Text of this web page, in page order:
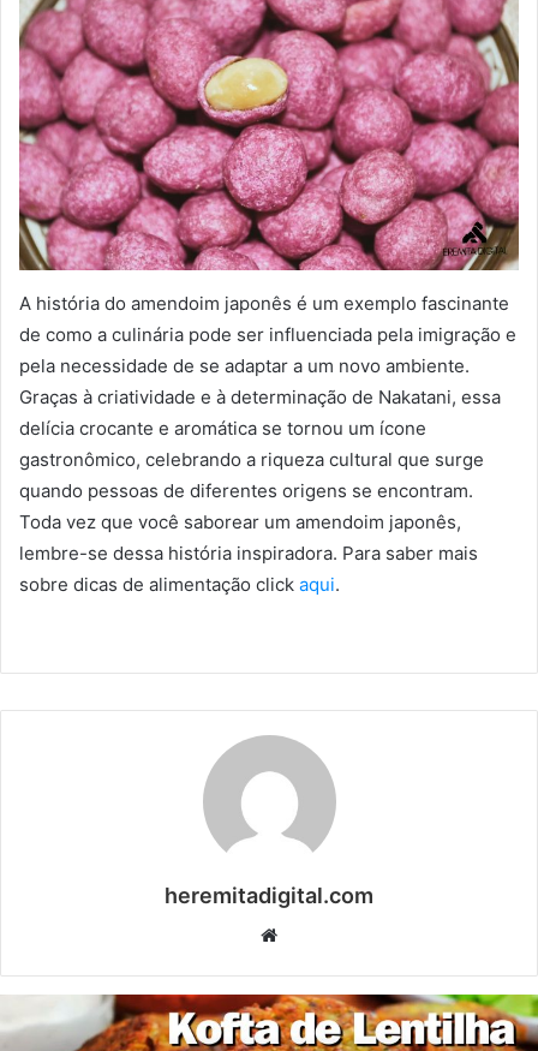
A história do amendoim japonês é um exemplo fascinante
de como a culinária pode ser influenciada pela imigração e
pela necessidade de se adaptar a um novo ambiente.
Graças à criatividade e à determinação de Nakatani, essa
delícia crocante e aromática se tornou um ícone
gastronômico, celebrando a riqueza cultural que surge
quando pessoas de diferentes origens se encontram.
Toda vez que você saborear um amendoim japonês,
lembre-se dessa história inspiradora. Para saber mais
sobre dicas de alimentação click aqui.
heremitadigital.com
Website